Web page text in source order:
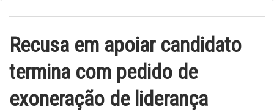
Recusa em apoiar candidato
termina com pedido de
exoneração de liderança